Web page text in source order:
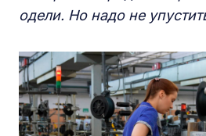
одели. Но надо не